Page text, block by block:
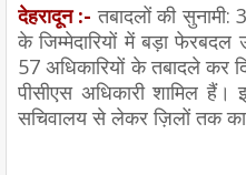
देहरादून :-तबादलों की
के जिम्मेदारियों में बड़ा
57 अधिकारियों के तबादले
पीसीएस अधिकारी शामिल
सचिवालय से लेकर ज़िलों तक का